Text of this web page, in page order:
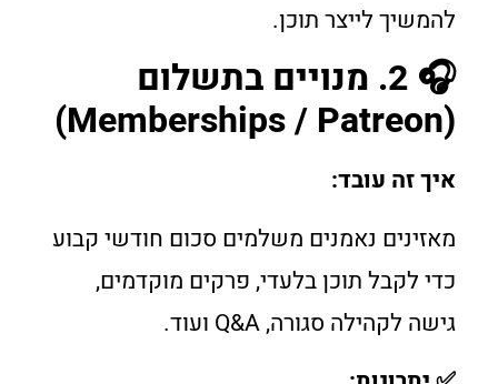
להמשיך לייצר תוכן.
🎧 2. מנויים בתשלום
(Memberships / Patreon)
איך זה עובד:
מאזינים נאמנים משלמים סכום חודשי קבוע
כדי לקבל תוכן בלעדי, פרקים מוקדמים,
גישה לקהילה סגורה, Q&A ועוד.